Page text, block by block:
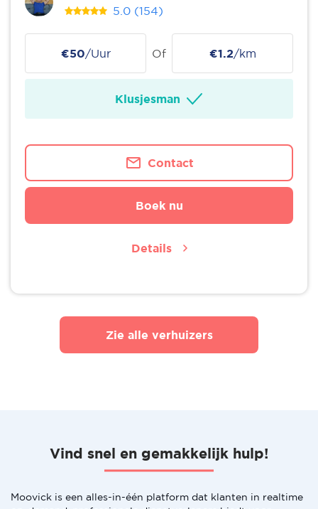
5.0 (154)
€50/Uur Of €1.2/km
Klusjesman
Contact
Boek nu
Details
Zie alle verhuizers
Vind snel en gemakkelijk hulp!
Moovick is een alles-in-één platform dat klanten in realtime